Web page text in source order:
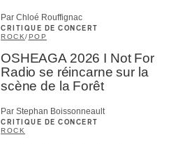
Par Chloé Rouffignac
CRITIQUE DE CONCERT
ROCK/POP
OSHEAGA 2026 I Not For
Radio se réincarne sur la
scène de la Forêt
Par Stephan Boissonneault
CRITIQUE DE CONCERT
ROCK